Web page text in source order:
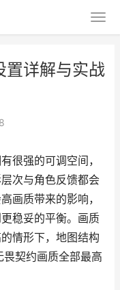
置详解与实战
很强的可调空间，
次与角色反馈都会
画质带来的影响，
稳妥的平衡。画质
情形下，地图结构
契约画质全部最高